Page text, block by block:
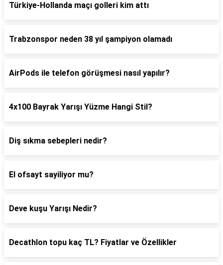
Türkiye-Hollanda maçı golleri kim attı
Trabzonspor neden 38 yıl şampiyon olamadı
AirPods ile telefon görüşmesi nasıl yapılır?
4x100 Bayrak Yarışı Yüzme Hangi Stil?
Diş sıkma sebepleri nedir?
El ofsayt sayiliyor mu?
Deve kuşu Yarışı Nedir?
Decathlon topu kaç TL? Fiyatlar ve Özellikler